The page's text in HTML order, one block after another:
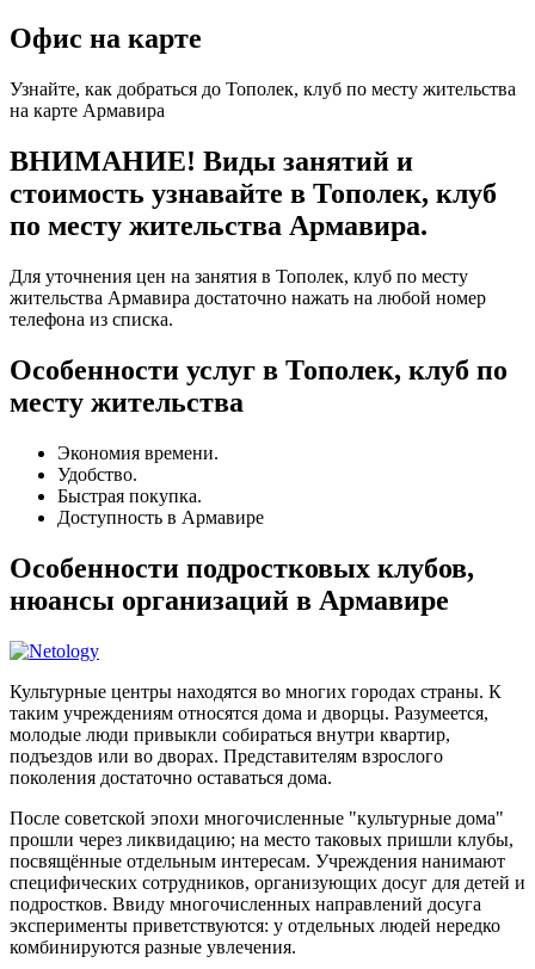
Офис на карте
Узнайте, как добраться до Тополек, клуб по месту жительства
на карте Армавира
ВНИМАНИЕ! Виды занятий и
стоимость узнавайте в Тополек, клуб
по месту жительства Армавира.
Для уточнения цен на занятия в Тополек, клуб по месту
жительства Армавира достаточно нажать на любой номер
телефона из списка.
Особенности услуг в Тополек, клуб по
месту жительства
Экономия времени.
Удобство.
Быстрая покупка.
Доступность в Армавире
Особенности подростковых клубов,
нюансы организаций в Армавире
Культурные центры находятся во многих городах страны. К
таким учреждениям относятся дома и дворцы. Разумеется,
молодые люди привыкли собираться внутри квартир,
подъездов или во дворах. Представителям взрослого
поколения достаточно оставаться дома.
После советской эпохи многочисленные "культурные дома"
прошли через ликвидацию; на место таковых пришли клубы,
посвящённые отдельным интересам. Учреждения нанимают
специфических сотрудников, организующих досуг для детей и
подростков. Ввиду многочисленных направлений досуга
эксперименты приветствуются: у отдельных людей нередко
комбинируются разные увлечения.